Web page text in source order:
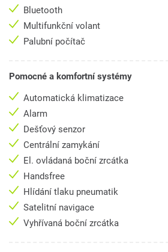
Bluetooth
Multifunkční volant
Palubní počítač
Pomocné a komfortní systémy
Automatická klimatizace
Alarm
Dešťový senzor
Centrální zamykání
El. ovládaná boční zrcátka
Handsfree
Hlídání tlaku pneumatik
Satelitní navigace
Vyhřívaná boční zrcátka